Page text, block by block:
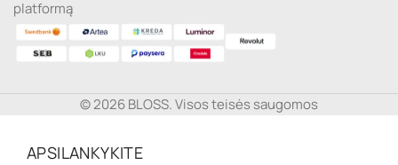
platformą
© 2026 BLOSS. Visos teisės saugomos
APSILANKYKITE